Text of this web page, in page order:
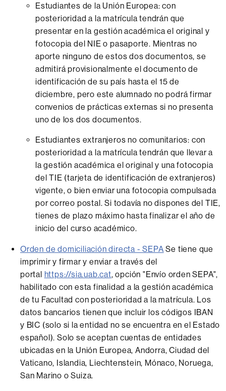
Estudiantes de la Unión Europea: con
posterioridad a la matrícula tendrán que
presentar en la gestión académica el original y
fotocopia del NIE o pasaporte. Mientras no
aporte ninguno de estos dos documentos, se
admitirá provisionalmente el documento de
identificación de su país hasta el 15 de
diciembre, pero este alumnado no podrá firmar
convenios de prácticas externas si no presenta
uno de los dos documentos.
Estudiantes extranjeros no comunitarios: con
posterioridad a la matrícula tendrán que llevar a
la gestión académica el original y una fotocopia
del TIE (tarjeta de identificación de extranjeros)
vigente, o bien enviar una fotocopia compulsada
por correo postal. Si todavía no dispones del TIE,
tienes de plazo máximo hasta finalizar el año de
inicio del curso académico.
Orden de domiciliación directa - SEPA Se tiene que
imprimir y firmar y enviar a través del
portal https://sia.uab.cat, opción "Envío orden SEPA",
habilitado con esta finalidad a la gestión académica
de tu Facultad con posterioridad a la matrícula. Los
datos bancarios tienen que incluir los códigos IBAN
y BIC (solo si la entidad no se encuentra en el Estado
español). Solo se aceptan cuentas de entidades
ubicadas en la Unión Europea, Andorra, Ciudad del
Vaticano, Islandia, Liechtenstein, Mónaco, Noruega,
San Marino o Suiza.